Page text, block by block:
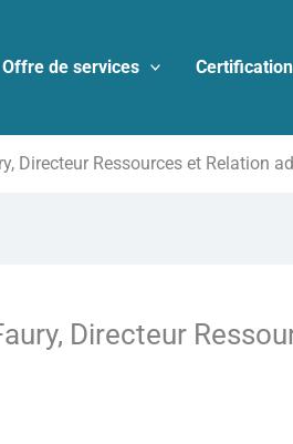
Offre de services
Directeur Ressources et Relation
Directeur